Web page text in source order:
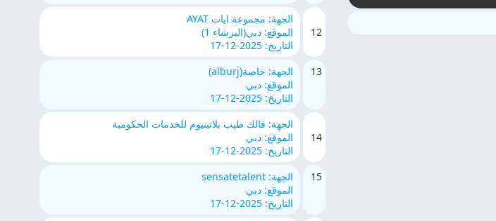
12
الجهة: مجموعة ايات AYAT
الموقع: دبي(البرشاء 1)
التاريخ: 2025-12-17
13
الجهة: خاصة(alburj)
الموقع: دبي
التاريخ: 2025-12-17
14
الجهة: فالك طيب بلاتينيوم للخدمات الحكومية
الموقع: دبي
التاريخ: 2025-12-17
15
الجهة: sensatetalent
الموقع: دبي
التاريخ: 2025-12-17